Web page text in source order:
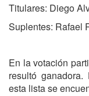
Titulares: Diego
Suplentes: Rafael
En la votación
resultó
esta lista se